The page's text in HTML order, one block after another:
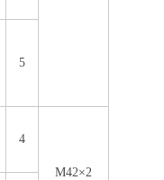
5
4
M42×2